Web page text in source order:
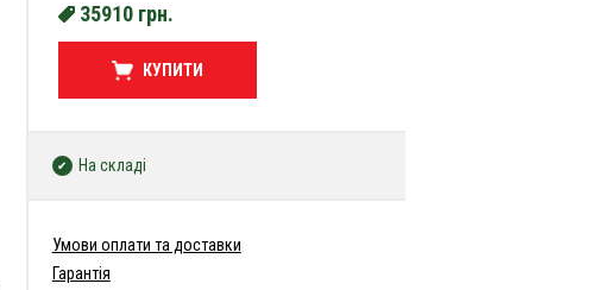
35910 грн.
КУПИТИ
На складі
Умови оплати та доставки
Гарантія